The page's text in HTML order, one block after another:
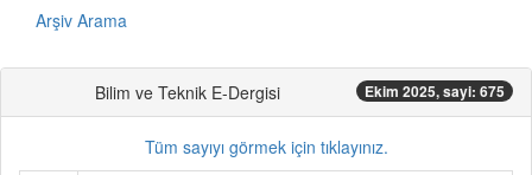
Arşiv Arama
Bilim ve Teknik E-Dergisi Ekim 2025, sayi: 675
Tüm sayıyı görmek için tıklayınız.